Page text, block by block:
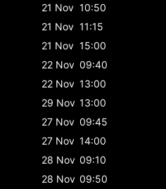
21 Nov 10:50
21 Nov 11:15
21 Nov 15:00
22 Nov 09:40
22 Nov 13:00
29 Nov 13:00
27 Nov 09:45
27 Nov 14:00
28 Nov 09:10
28 Nov 09:50